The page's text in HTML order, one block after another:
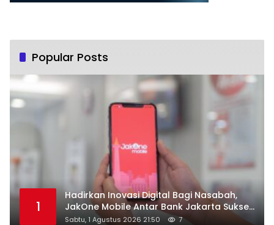
Popular Posts
1
Hadirkan Inovasi Digital Bagi Nasabah,
JakOne Mobile Antar Bank Jakarta Sukses
Raih Digital Excellence Awards 2026
Sabtu, 1 Agustus 2026 21:50 7